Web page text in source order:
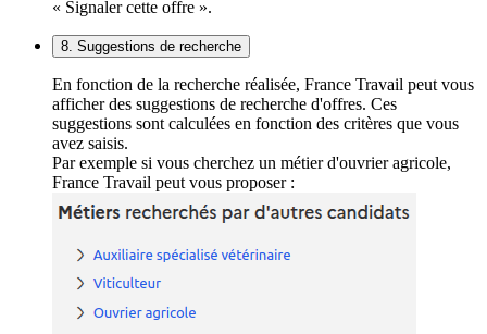
« Signaler cette offre ».
8. Suggestions de recherche
En fonction de la recherche réalisée, France Travail peut vous
afficher des suggestions de recherche d'offres. Ces
suggestions sont calculées en fonction des critères que vous
avez saisis.
Par exemple si vous cherchez un métier d'ouvrier agricole,
France Travail peut vous proposer :